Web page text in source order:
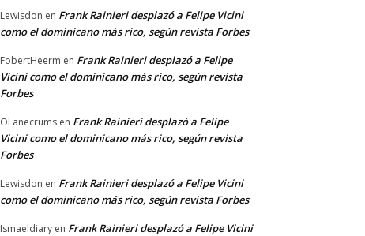
Lewisdon en Frank Rainieri desplazó a Felipe Vicini
como el dominicano más rico, según revista Forbes
FobertHeerm en Frank Rainieri desplazó a Felipe
Vicini como el dominicano más rico, según revista
Forbes
OLanecrums en Frank Rainieri desplazó a Felipe
Vicini como el dominicano más rico, según revista
Forbes
Lewisdon en Frank Rainieri desplazó a Felipe Vicini
como el dominicano más rico, según revista Forbes
Ismaeldiary en Frank Rainieri desplazó a Felipe Vicini